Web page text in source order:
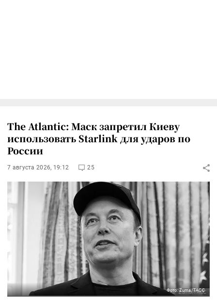
The Atlantic: Маск запретил Киеву
использовать Starlink для ударов по
России
7 августа 2026, 19:12 25
Фото: Zuma/ТАСС